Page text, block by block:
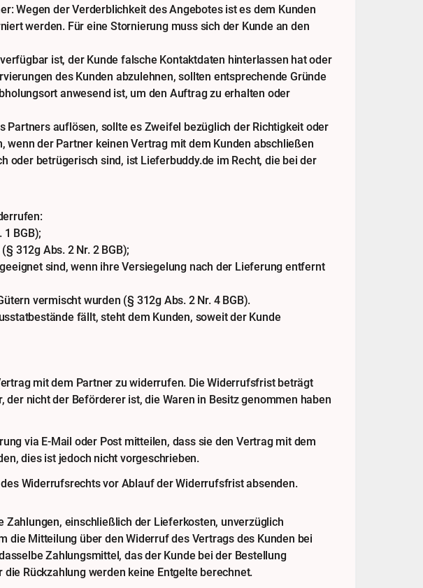
Wegen der Verderblichkeit des Angebotes ist es dem Kunden
werden. Für eine Stornierung muss sich der Kunde an den
ist, der Kunde falsche Kontaktdaten hinterlassen hat oder
des Kunden abzulehnen, sollten entsprechende Gründe
anwesend ist, um den Auftrag zu erhalten oder
auflösen, sollte es Zweifel bezüglich der Richtigkeit oder
der Partner keinen Vertrag mit dem Kunden abschließen
oder betrügerisch sind, ist Lieferbuddy.de im Recht, die bei der
BGB);
312g Abs. 2 Nr. 2 BGB);
sind, wenn ihre Versiegelung nach der Lieferung entfernt
vermischt wurden (§ 312g Abs. 2 Nr. 4 BGB).
fällt, steht dem Kunden, soweit der Kunde
mit dem Partner zu widerrufen. Die Widerrufsfrist beträgt
nicht der Beförderer ist, die Waren in Besitz genommen haben
via E-Mail oder Post mitteilen, dass sie den Vertrag mit dem
dies ist jedoch nicht vorgeschrieben.
Widerrufsrechts vor Ablauf der Widerrufsfrist absenden.
einschließlich der Lieferkosten, unverzüglich
die Mitteilung über den Widerruf des Vertrags des Kunden bei
Zahlungsmittel, das der Kunde bei der Bestellung
Rückzahlung werden keine Entgelte berechnet.